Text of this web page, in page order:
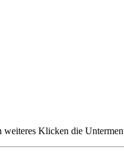
Klicken die